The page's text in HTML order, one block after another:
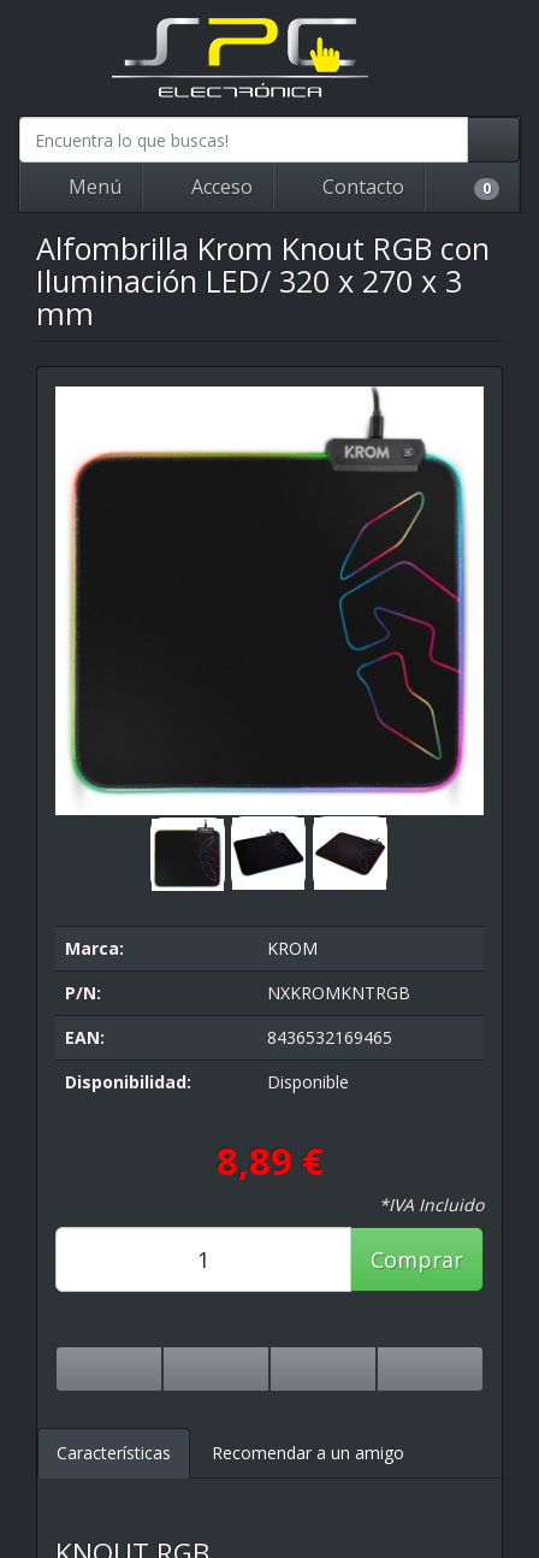
Menú Acceso Contacto 0
Alfombrilla Krom Knout RGB con
Iluminación LED/ 320 x 270 x 3
mm
Marca:
KROM
P/N:
NXKROMKNTRGB
EAN:
8436532169465
Disponibilidad:
Disponible
8,89 €
*IVA Incluido
Comprar
Características Recomendar a un amigo